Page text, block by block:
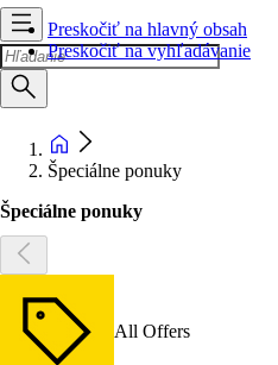
Preskočiť na hlavný obsah
Preskočiť na vyhľadávanie
Špeciálne ponuky
Špeciálne ponuky
All Offers